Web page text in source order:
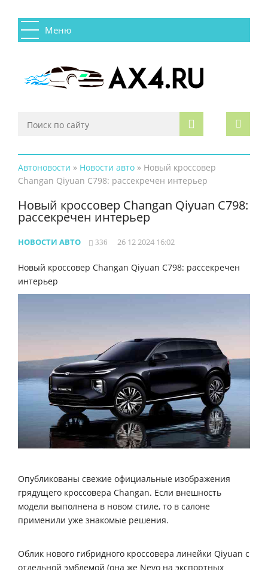
Меню
Автоновости » Новости авто » Новый кроссовер
Changan Qiyuan C798: рассекречен интерьер
Новый кроссовер Changan Qiyuan C798:
рассекречен интерьер
НОВОСТИ АВТО 336 26 12 2024 16:02
Новый кроссовер Changan Qiyuan C798: рассекречен
интерьер
Опубликованы свежие официальные изображения
грядущего кроссовера Changan. Если внешность
модели выполнена в новом стиле, то в салоне
применили уже знакомые решения.
Облик нового гибридного кроссовера линейки Qiyuan с
отдельной эмблемой (она же Nevo на экспортных